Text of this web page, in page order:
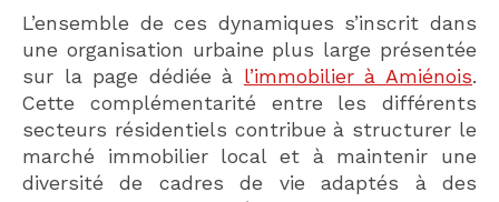
L’ensemble de ces dynamiques s’inscrit dans
une organisation urbaine plus large présentée
sur la page dédiée à l’immobilier à Amiénois.
Cette complémentarité entre les différents
secteurs résidentiels contribue à structurer le
marché immobilier local et à maintenir une
diversité de cadres de vie adaptés à des